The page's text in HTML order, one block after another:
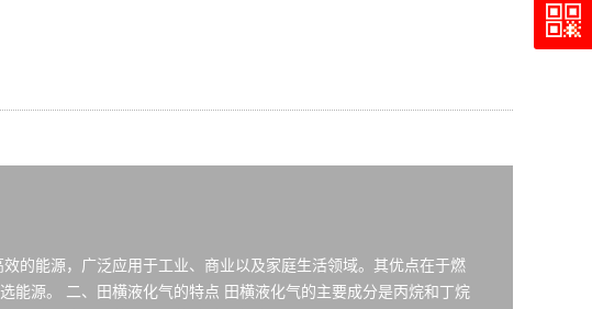
的能源，广泛应用于工业、商业以及家庭生活领域。其优点在于燃
能源。 二、田横液化气的特点 田横液化气的主要成分是丙烷和丁烷